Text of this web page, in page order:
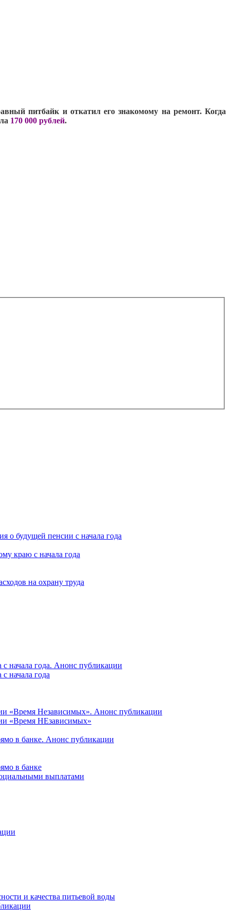
питбайк и откатил его знакомому на ремонт. Когда
170 000 рублей.
о будущей пенсии с начала года
краю с начала года
на охрану труда
начала года. Анонс публикации
начала года
«Время Независимых». Анонс публикации
«Время НЕзависимых»
в банке. Анонс публикации
в банке
выплатами
и качества питьевой воды